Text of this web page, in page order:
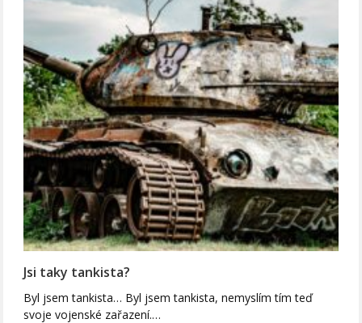
Jsi taky tankista?
Byl jsem tankista… Byl jsem tankista, nemyslím tím teď
svoje vojenské zařazení.…